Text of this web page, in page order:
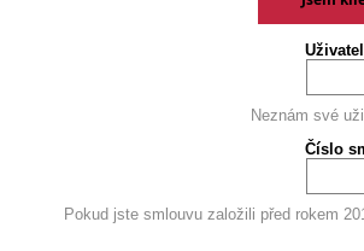
Neznám své
Číslo
Pokud jste smlouvu založili před rokem